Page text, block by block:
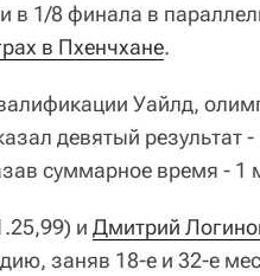
в 1/8 финала в
в Пхенчхане.
Уайлд,
девятый результат
суммарное время - 1
и Дмитрий
заняв 18-е и 32-е